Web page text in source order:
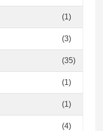
(1)
(3)
(35)
(1)
(1)
(4)